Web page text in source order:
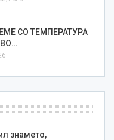
СО ТЕМПЕРАТУРА
знамето,